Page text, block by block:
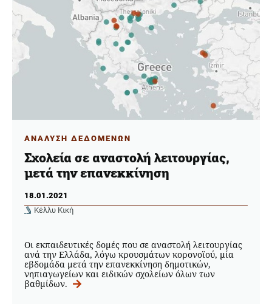
ΑΝΑΛΥΣΗ ΔΕΔΟΜΕΝΩΝ
Σχολεία σε αναστολή λειτουργίας,
μετά την επανεκκίνηση
18.01.2021
Κέλλυ Κική
Οι εκπαιδευτικές δομές που σε αναστολή λειτουργίας
ανά την Ελλάδα, λόγω κρουσμάτων κορονοϊού, μία
εβδομάδα μετά την επανεκκίνηση δημοτικών,
νηπιαγωγείων και ειδικών σχολείων όλων των
βαθμίδων.